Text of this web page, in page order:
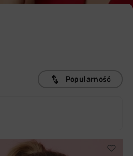
Popularność